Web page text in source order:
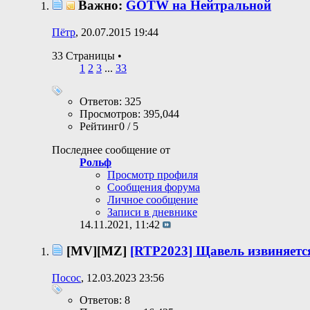
Важно: GOTW на Нейтральной
Пётр, 20.07.2015 19:44
33 Страницы •
1 2 3 ... 33
Ответов: 325
Просмотров: 395,044
Рейтинг0 / 5
Последнее сообщение от
Рольф
Просмотр профиля
Сообщения форума
Личное сообщение
Записи в дневнике
14.11.2021, 11:42
[MV][MZ] [RTP2023] Щавель
Посос, 12.03.2023 23:56
Ответов: 8